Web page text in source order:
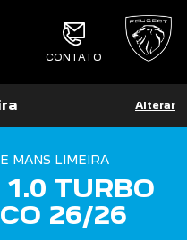
CONTATO
Alterar
MANS LIMEIRA
TURBO
26/26